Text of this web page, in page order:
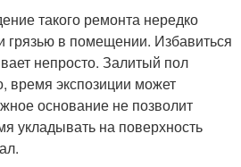
такого ремонта нередко
грязью в помещении. Избавиться
непросто. Залитый пол
время экспозиции может
основание не позволит
укладывать на поверхность